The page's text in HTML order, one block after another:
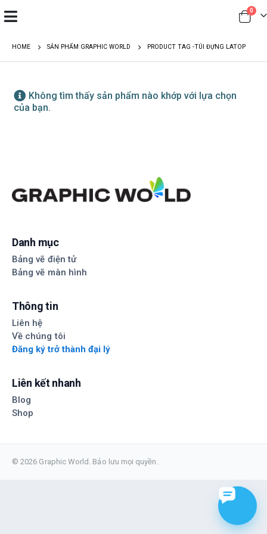
0
HOME SẢN PHẨM GRAPHIC WORLD PRODUCT TAG -TÚI ĐỰNG LATOP
Không tìm thấy sản phẩm nào khớp với lựa chọn
của bạn.
Danh mục
Bảng vẽ điện tử
Bảng vẽ màn hình
Thông tin
Liên hệ
Về chúng tôi
Đăng ký trở thành đại lý
Liên kết nhanh
Blog
Shop
© 2026 Graphic World. Bảo lưu mọi quyền.